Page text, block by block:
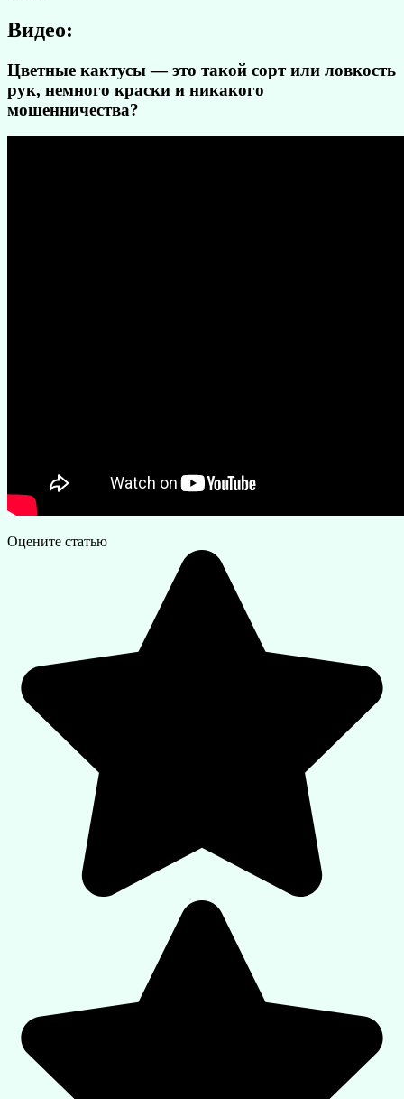
Видео:
Цветные кактусы — это такой сорт или ловкость
рук, немного краски и никакого
мошенничества?
Оцените статью